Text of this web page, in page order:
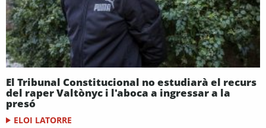
El Tribunal Constitucional no estudiarà el recurs
del raper Valtònyc i l'aboca a ingressar a la
presó
ELOI LATORRE